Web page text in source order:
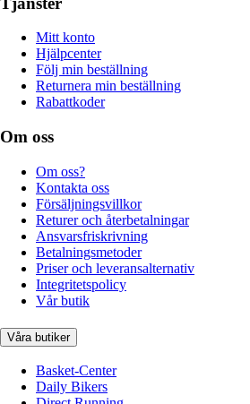
Mitt konto
Hjälpcenter
Följ min beställning
Returnera min beställning
Rabattkoder
Om oss
Om oss?
Kontakta oss
Försäljningsvillkor
Returer och återbetalningar
Ansvarsfriskrivning
Betalningsmetoder
Priser och leveransalternativ
Integritetspolicy
Vår butik
Våra butiker
Basket-Center
Daily Bikers